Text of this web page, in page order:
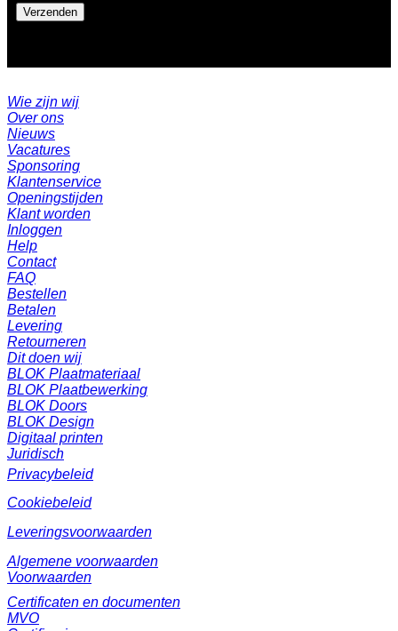
Wie zijn wij
Over ons
Nieuws
Vacatures
Sponsoring
Klantenservice
Openingstijden
Klant worden
Inloggen
Help
Contact
FAQ
Bestellen
Betalen
Levering
Retourneren
Dit doen wij
BLOK Plaatmateriaal
BLOK Plaatbewerking
BLOK Doors
BLOK Design
Digitaal printen
Juridisch
Privacybeleid
Cookiebeleid
Leveringsvoorwaarden
Algemene voorwaarden
Voorwaarden
Certificaten en documenten
MVO